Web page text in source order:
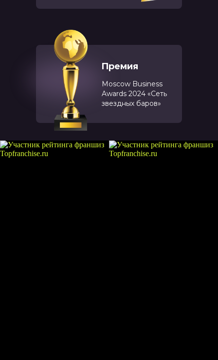
Премия
Moscow Business
Awards 2024 «Сеть
звездных баров»